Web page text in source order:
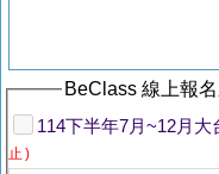
BeClass 線上報
114下半年7月~12月
止)